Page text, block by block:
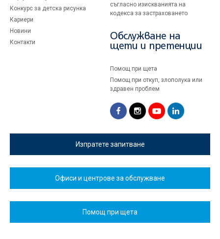
Конкурс за детска рисунка
Кариери
Новини
Контакти
съгласно изискванията на
кодекса за застраховането
Обслужване на
щети и претенции
Помощ при щета
Помощ при откуп, злополука или
здравен проблем
Изпратете запитване
Офиси и центрове за обслужване
Помощ при щета